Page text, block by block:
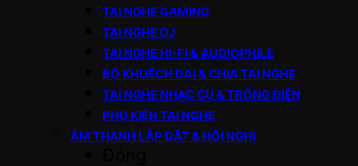
TAI NGHE GAMING
TAI NGHE DJ
TAI NGHE HI-FI & AUDIOPHILE
BỘ KHUẾCH ĐẠI & CHIA TAI NGHE
TAI NGHE NHẠC CỤ & TRỐNG ĐIỆN
PHỤ KIỆN TAI NGHE
ÂM THANH LẮP ĐẶT & HỘI NGHỊ